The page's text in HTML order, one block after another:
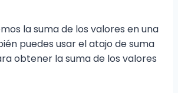
la suma de los valores en una
puedes usar el atajo de suma
obtener la suma de los valores